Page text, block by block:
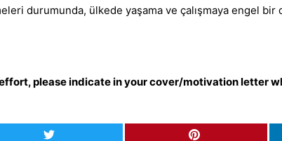
durumunda, ülkede yaşama ve çalışmaya engel bir
please indicate in your cover/motivation letter